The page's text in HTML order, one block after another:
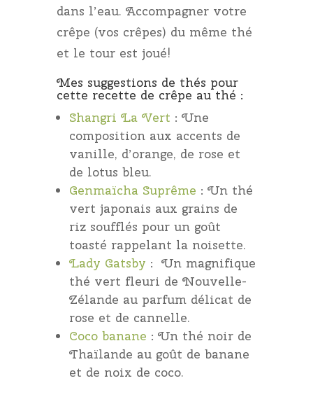
dans l’eau. Accompagner votre
crêpe (vos crêpes) du même thé
et le tour est joué!
Mes suggestions de thés pour
cette recette de crêpe au thé :
Shangri La Vert : Une
composition aux accents de
vanille, d’orange, de rose et
de lotus bleu.
Genmaïcha Suprême : Un thé
vert japonais aux grains de
riz soufflés pour un goût
toasté rappelant la noisette.
Lady Gatsby : Un magnifique
thé vert fleuri de Nouvelle-
Zélande au parfum délicat de
rose et de cannelle.
Coco banane : Un thé noir de
Thaïlande au goût de banane
et de noix de coco.